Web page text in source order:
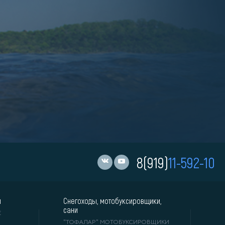
8(919)11-592-10
Снегоходы, мотобуксировщики,
сани
"ТОФАЛАР" МОТОБУКСИРОВЩИКИ